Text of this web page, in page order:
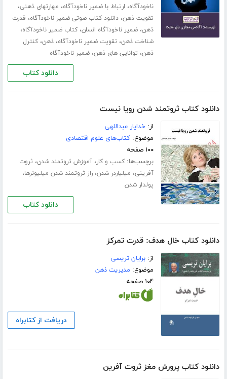
ناخودآگاه، ارتباط با ضمیر ناخودآگاه، مهارت­های ذهنی،
تقویت ذهن،دانلود کتاب صوتی ضمیر ناخودآگاه، قدرت
ذهن،ضمیر ناخودآگاه انسان،کتاب ضمیر ناخودآگاه،
شناخت ذهن، تقویت ضمیر ناخودآگاه،ذهن،کنترل
ذهن، توانایی های ذهن،ضمیر ناخودآگاه
دانلود کتاب
دانلود کتاب ثروتمند شدن رویا نیست
از:خدایار عبداللهی
موضوع:کتاب‌های علوم اقتصادی
۱۰۰ صفحه
برچسب‌ها:کسب و کار،آموزش ثروتمند شدن، ثروت
آفرینی، میلیاردر شدن،راز ثروتمند شدن میلیونرها،
پولدار شدن
دانلود کتاب
دانلود کتاب خال هدف: قدرت تمرکز
از:برایان تریسی
موضوع: مدیریت ذهن
۱۰۴ صفحه
دریافت از کتابراه
دانلود کتاب پرورش مغز ثروت آفرین